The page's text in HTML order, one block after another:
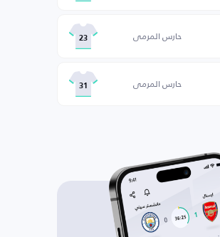
حارس المرمى 23
حارس المرمى 31